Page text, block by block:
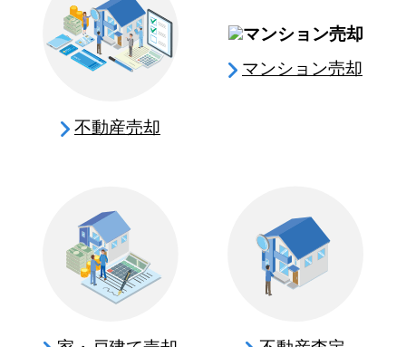
不動産売却
マンション売却